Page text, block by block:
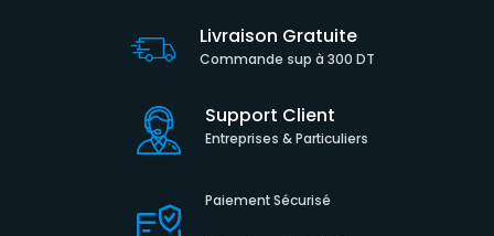
Livraison Gratuite
Commande sup à 300 DT
Support Client
Entreprises & Particuliers
Paiement Sécurisé